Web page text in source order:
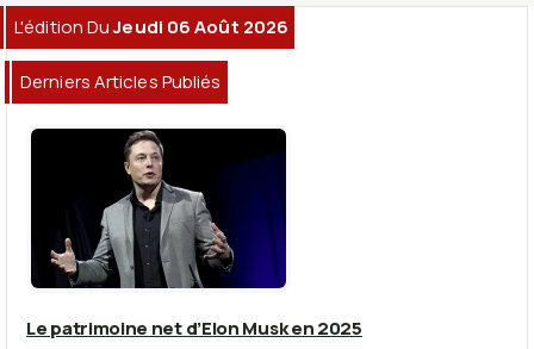
L'édition DuJeudi 06 Août 2026
Derniers Articles Publiés
Le patrimoine net d’Elon Musk en 2025